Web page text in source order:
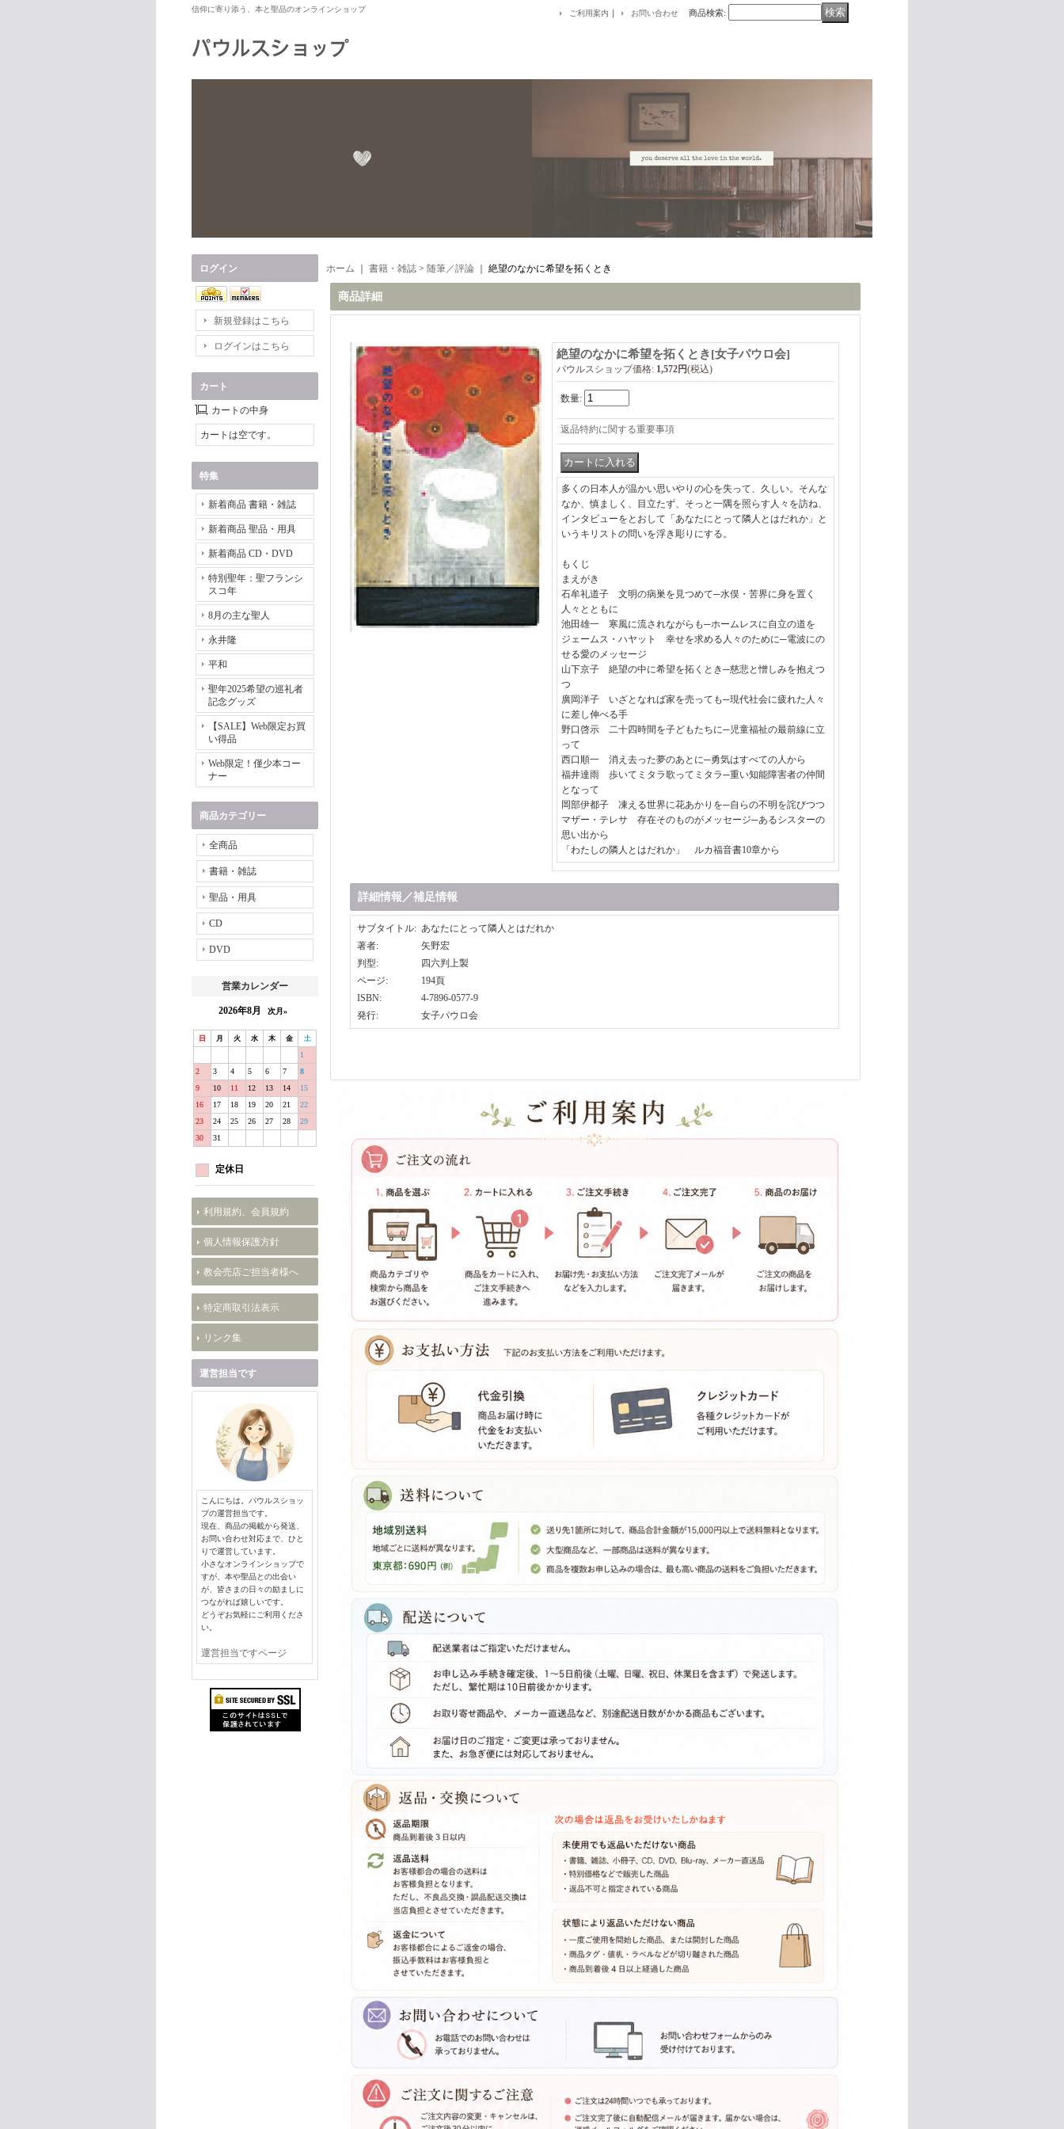
信仰に寄り添う、本と聖品のオンラインショップ ご利用案内 ｜ お問い合わせ 商品検索:
ログイン
新規登録はこちら
ログインはこちら
カート
カートの中身
カートは空です。
特集
新着商品 書籍・雑誌
新着商品 聖品・用具
新着商品 CD・DVD
特別聖年：聖フランシ
スコ年
8月の主な聖人
永井隆
平和
聖年2025希望の巡礼者
記念グッズ
【SALE】Web限定お買
い得品
Web限定！僅少本コー
ナー
商品カテゴリー
全商品
書籍・雑誌
聖品・用具
CD
DVD
営業カレンダー
2026年8月 次月»
日 月 火 水 木 金 土
1
2
3 4 5 6 7
8
9
10 11 12 13 14
15
16
17 18 19 20 21
22
23
24 25 26 27 28
29
30
31
定休日
利用規約、会員規約
個人情報保護方針
教会売店ご担当者様へ
特定商取引法表示
リンク集
運営担当です
こんにちは。パウルスショッ
プの運営担当です。
現在、商品の掲載から発送、
お問い合わせ対応まで、ひと
りで運営しています。
小さなオンラインショップで
すが、本や聖品との出会い
が、皆さまの日々の励ましに
つながれば嬉しいです。
どうぞお気軽にご利用くださ
い。
運営担当ですページ
ホーム 書籍・雑誌 > 随筆／評論 絶望のなかに希望を拓くとき
商品詳細
絶望のなかに希望を拓くとき[女子パウロ会]
パウルスショップ価格: 1,572円(税込)
数量:
返品特約に関する重要事項
多くの日本人が温かい思いやりの心を失って、久しい。そんな
なか、慎ましく、目立たず、そっと一隅を照らす人々を訪ね、
インタビューをとおして「あなたにとって隣人とはだれか」と
いうキリストの問いを浮き彫りにする。
もくじ
まえがき
石牟礼道子 文明の病巣を見つめて─水俣・苦界に身を置く
人々とともに
池田雄一 寒風に流されながらも─ホームレスに自立の道を
ジェームス・ハヤット 幸せを求める人々のために─電波にの
せる愛のメッセージ
山下京子 絶望の中に希望を拓くとき─慈悲と憎しみを抱えつ
つ
廣岡洋子 いざとなれば家を売っても─現代社会に疲れた人々
に差し伸べる手
野口啓示 二十四時間を子どもたちに─児童福祉の最前線に立
って
西口順一 消え去った夢のあとに─勇気はすべての人から
福井達雨 歩いてミタラ歌ってミタラ─重い知能障害者の仲間
となって
岡部伊都子 凍える世界に花あかりを─自らの不明を詫びつつ
マザー・テレサ 存在そのものがメッセージ─あるシスターの
思い出から
「わたしの隣人とはだれか」 ルカ福音書10章から
詳細情報／補足情報
サブタイトル: あなたにとって隣人とはだれか
著者:
矢野宏
判型:
四六判上製
ページ:
194頁
ISBN:
4-7896-0577-9
発行: 女子パウロ会